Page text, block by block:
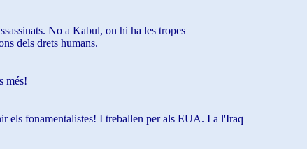
No a Kabul, on hi ha les tropes
dels drets humans.
més!
els fonamentalistes! I treballen per als EUA. I a l'Iraq